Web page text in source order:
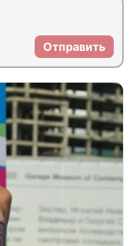
Отправить